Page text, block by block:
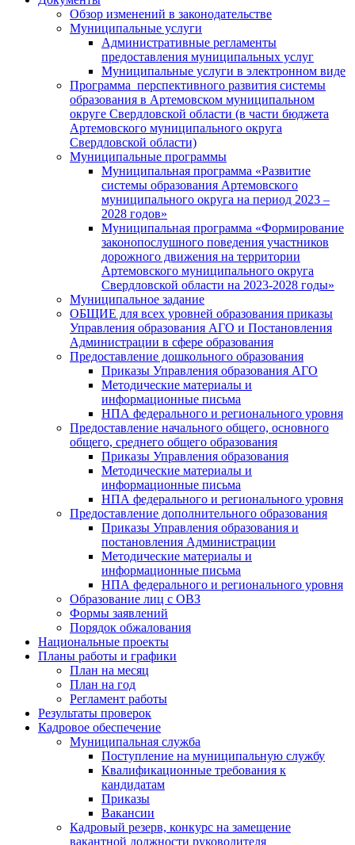
Обзор изменений в законодательстве
Муниципальные услуги
Административные регламенты
предоставления муниципальных услуг
Муниципальные услуги в электронном виде
Программа перспективного развития системы
образования в Артемовском муниципальном
округе Свердловской области (в части бюджета
Артемовского муниципального округа
Свердловской области)
Муниципальные программы
Муниципальная программа «Развитие
системы образования Артемовского
муниципального округа на период 2023 –
2028 годов»
Муниципальная программа «Формирование
законопослушного поведения участников
дорожного движения на территории
Артемовского муниципального округа
Свердловской области на 2023-2028 годы»
Муниципальное задание
ОБЩИЕ для всех уровней образования приказы
Управления образования АГО и Постановления
Администрации в сфере образования
Предоставление дошкольного образования
Приказы Управления образования АГО
Методические материалы и
информационные письма
НПА федерального и регионального уровня
Предоставление начального общего, основного
общего, среднего общего образования
Приказы Управления образования
Методические материалы и
информационные письма
НПА федерального и регионального уровня
Предоставление дополнительного образования
Приказы Управления образования и
постановления Администрации
Методические материалы и
информационные письма
НПА федерального и регионального уровня
Образование лиц с ОВЗ
Формы заявлений
Порядок обжалования
Национальные проекты
Планы работы и графики
План на месяц
План на год
Регламент работы
Результаты проверок
Кадровое обеспечение
Муниципальная служба
Поступление на муниципальную службу
Квалификационные требования к
кандидатам
Приказы
Вакансии
Кадровый резерв, конкурс на замещение
вакантной должности руководителя